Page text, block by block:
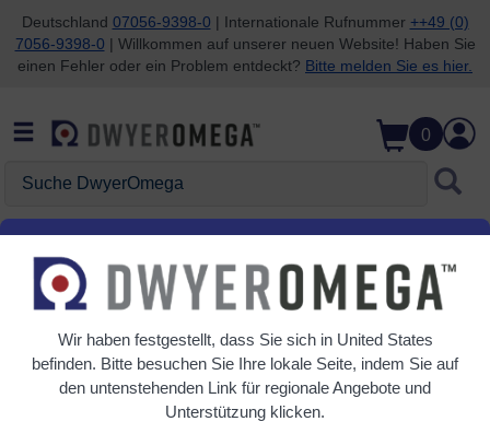
Zum Suchen überspringen
Zum Hauptinhalt überspringen
Zur Navigation überspringen
Deutschland 07056-9398-0 | Internationale Rufnummer ++49 (0)
7056-9398-0 | Willkommen auf unserer neuen Website! Haben Sie
einen Fehler oder ein Problem entdeckt? Bitte melden Sie es hier.
0
Startseite Feuchtigkeit Sender
Sender
Wir haben festgestellt, dass Sie sich in United States
befinden. Bitte besuchen Sie Ihre lokale Seite, indem Sie auf
den untenstehenden Link für regionale Angebote und
Unterstützung klicken.